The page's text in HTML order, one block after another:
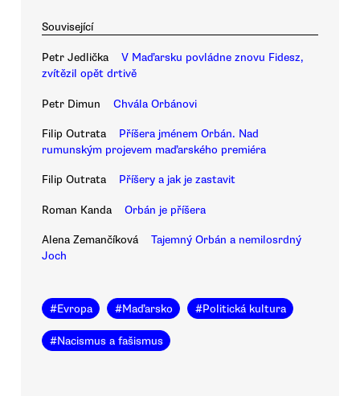
Související
Petr Jedlička
V Maďarsku povládne znovu Fidesz,
zvítězil opět drtivě
Petr Dimun Chvála Orbánovi
Filip Outrata
Příšera jménem Orbán. Nad
rumunským projevem maďarského premiéra
Filip Outrata Příšery a jak je zastavit
Roman Kanda Orbán je příšera
Alena Zemančíková
Tajemný Orbán a nemilosrdný
Joch
#Evropa #Maďarsko #Politická kultura
#Nacismus a fašismus